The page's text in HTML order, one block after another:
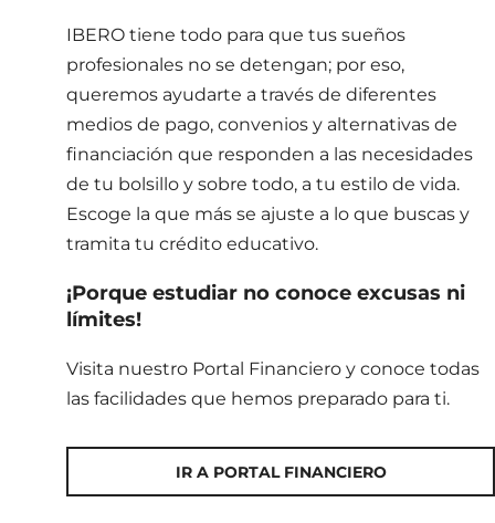
IBERO tiene todo para que tus sueños
profesionales no se detengan; por eso,
queremos ayudarte a través de diferentes
medios de pago, convenios y alternativas de
financiación que responden a las necesidades
de tu bolsillo y sobre todo, a tu estilo de vida.
Escoge la que más se ajuste a lo que buscas y
tramita tu crédito educativo.
¡Porque estudiar no conoce excusas ni
límites!
Visita nuestro Portal Financiero y conoce todas
las facilidades que hemos preparado para ti.
IR A PORTAL FINANCIERO